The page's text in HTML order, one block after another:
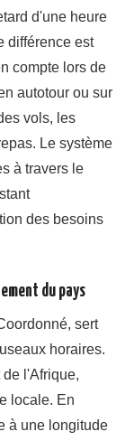
d'une heure
différence est
compte lors de
autotour ou sur
vols, les
Le système
à travers le
des besoins
du pays
sert
horaires.
de l'Afrique,
locale. En
à une longitude